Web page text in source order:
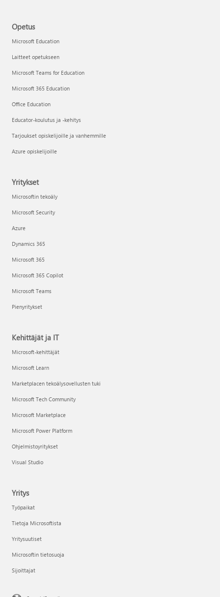
Opetus
Microsoft Education
Laitteet opetukseen
Microsoft Teams for Education
Microsoft 365 Education
Office Education
Educator-koulutus ja -kehitys
Tarjoukset opiskelijoille ja vanhemmille
Azure opiskelijoille
Yritykset
Microsoftin tekoäly
Microsoft Security
Azure
Dynamics 365
Microsoft 365
Microsoft 365 Copilot
Microsoft Teams
Pienyritykset
Kehittäjät ja IT
Microsoft-kehittäjät
Microsoft Learn
Marketplacen tekoälysovellusten tuki
Microsoft Tech Community
Microsoft Marketplace
Microsoft Power Platform
Ohjelmistoyritykset
Visual Studio
Yritys
Työpaikat
Tietoja Microsoftista
Yritysuutiset
Microsoftin tietosuoja
Sijoittajat